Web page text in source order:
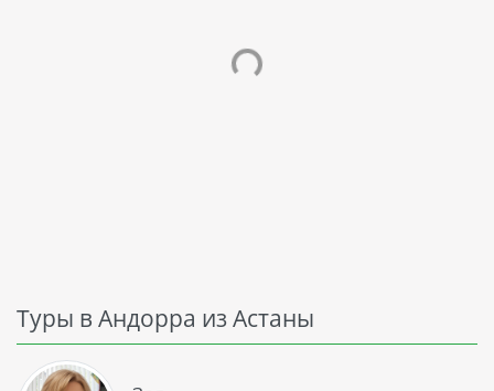
Туры в Андорра из Астаны